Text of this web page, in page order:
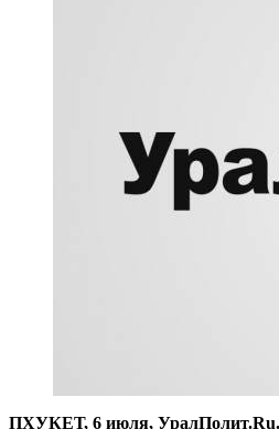
ПХУКЕТ, 6 июля, УралПолит.Ru.